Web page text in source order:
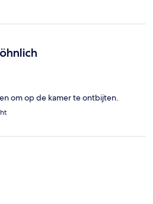
om op de kamer te ontbijten.